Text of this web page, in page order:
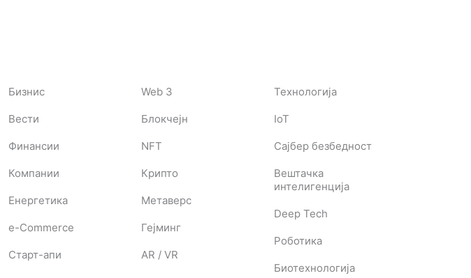
Бизнис
Вести
Финансии
Компании
Енергетика
e-Commerce
Старт-апи
Web 3
Блокчејн
NFT
Крипто
Метаверс
Гејминг
AR / VR
Технологија
IoT
Сајбер безбедност
Вештачка
интелигенција
Deep Tech
Роботика
Биотехнологија